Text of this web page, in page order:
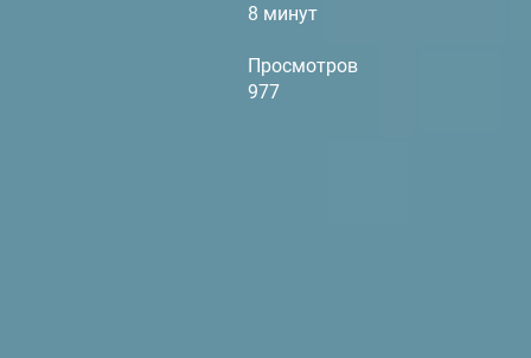
8 минут
Просмотров
977